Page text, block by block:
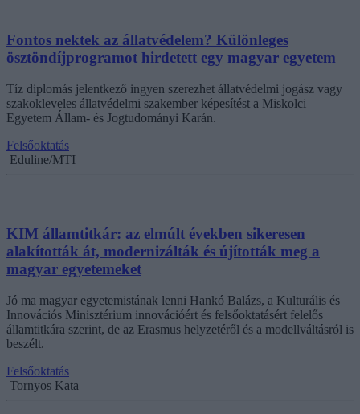
Fontos nektek az állatvédelem? Különleges
ösztöndíjprogramot hirdetett egy magyar egyetem
Tíz diplomás jelentkező ingyen szerezhet állatvédelmi jogász vagy
szakokleveles állatvédelmi szakember képesítést a Miskolci
Egyetem Állam- és Jogtudományi Karán.
Felsőoktatás
Eduline/MTI
KIM államtitkár: az elmúlt években sikeresen
alakították át, modernizálták és újították meg a
magyar egyetemeket
Jó ma magyar egyetemistának lenni Hankó Balázs, a Kulturális és
Innovációs Minisztérium innovációért és felsőoktatásért felelős
államtitkára szerint, de az Erasmus helyzetéről és a modellváltásról is
beszélt.
Felsőoktatás
Tornyos Kata